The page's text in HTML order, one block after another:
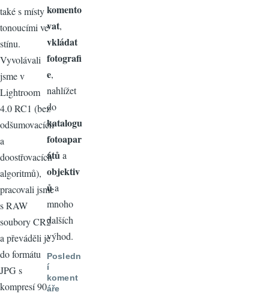
také s místy
tonoucími ve
stínu.
Vyvolávali
jsme v
Lightroom
4.0 RC1 (bez
odšumovacích
a
doostřovacích
algoritmů),
pracovali jsme
s RAW
soubory CR2
a převáděli je
do formátu
JPG s
kompresí 90
komento
vat,
vkládat
fotografi
e,
nahlížet
do
katalogu
fotoapar
átů a
objektiv
ůa
mnoho
dalších
výhod.
Posledn
í
koment
áře